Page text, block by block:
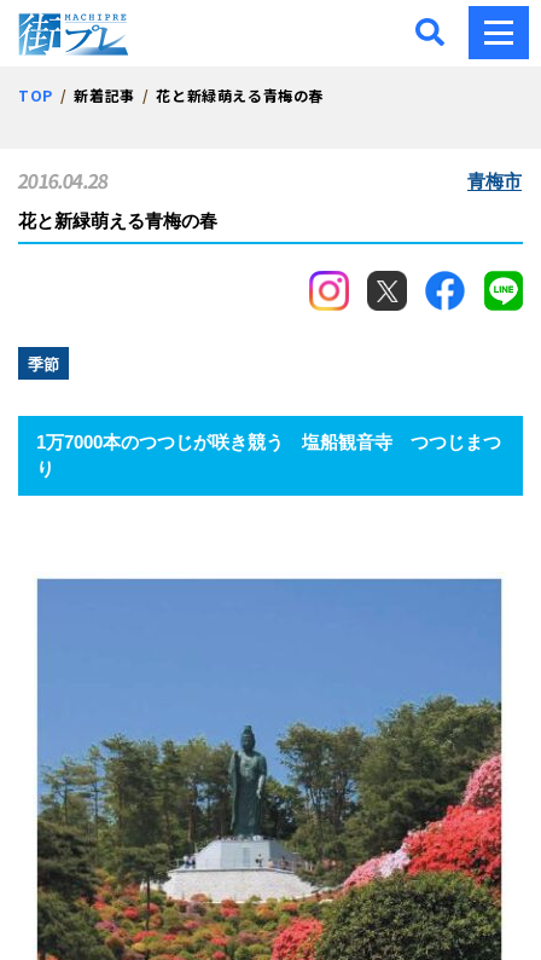
街プレ -東京・西多摩の
TOP 新着記事 花と新緑萌える青梅の春
花と新緑萌える青梅の春
季節
2016.04.28 青梅市
1万7000本のつつじが咲き競う 塩船観音寺 つつじまつ
り